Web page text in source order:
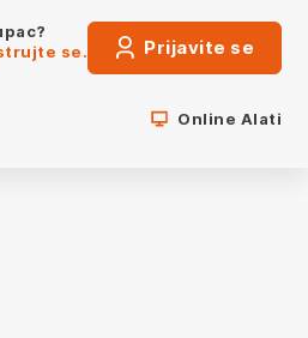
se.
Prijavite se
Online Alati